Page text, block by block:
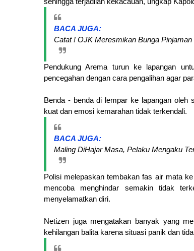
BACA JUGA:
Catat ! OJK Meresmikan Bunga Pinjaman
Pendukung Arema turun ke lapangan
pencegahan dengan cara pengalihan agar
Benda - benda di lempar ke lapangan oleh
kuat dan emosi kemarahan tidak terkendali.
BACA JUGA:
Maling DiHajar Masa, Pelaku Mengaku
Polisi melepaskan tembakan fas air mata
mencoba menghindar semakin tidak
menyelamatkan diri.
Netizen juga mengatakan banyak yang
kehilangan balita karena situasi panik dan